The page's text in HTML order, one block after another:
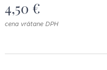
4,50 €
cena vrátane DPH